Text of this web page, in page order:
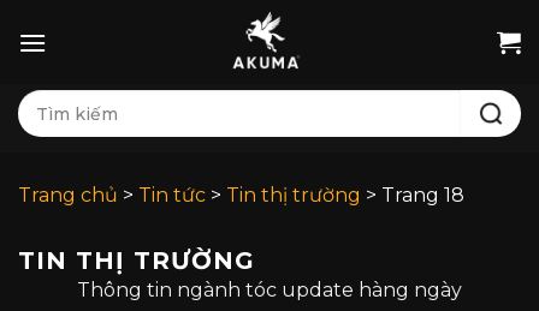
qua
dung
Tìm
kiếm:
Trang chủ > Tin tức > Tin thị trường > Trang 18
TIN THỊ TRƯỜNG
Thông tin ngành tóc update hàng ngày